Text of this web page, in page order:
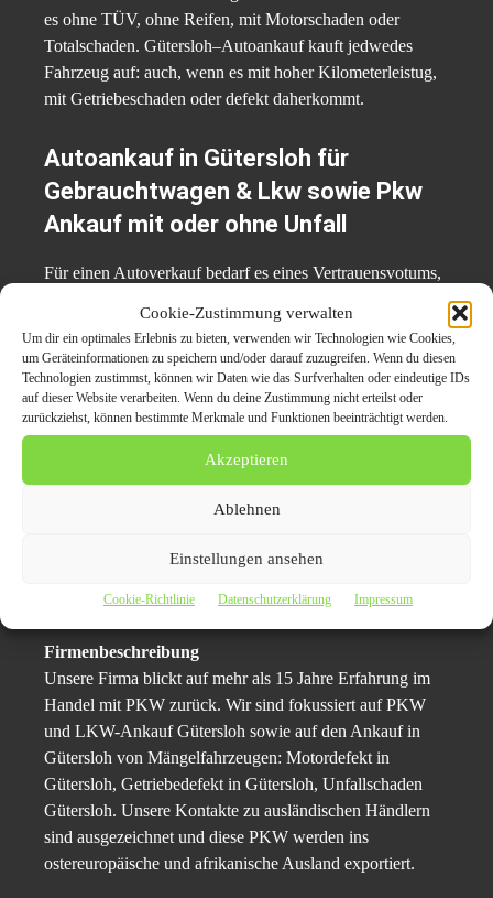
Cookie-Zustimmung verwalten
Um dir ein optimales Erlebnis zu bieten, verwenden wir Technologien wie Cookies,
um Geräteinformationen zu speichern und/oder darauf zuzugreifen. Wenn du diesen
Technologien zustimmst, können wir Daten wie das Surfverhalten oder eindeutige IDs
auf dieser Website verarbeiten. Wenn du deine Zustimmung nicht erteilst oder
zurückziehst, können bestimmte Merkmale und Funktionen beeinträchtigt werden.
Akzeptieren
Ablehnen
Einstellungen ansehen
Cookie-Richtlinie Datenschutzerklärung Impressum
es ohne TÜV, ohne Reifen, mit Motorschaden oder
Totalschaden. Gütersloh–Autoankauf kauft jedwedes
Fahrzeug auf: auch, wenn es mit hoher Kilometerleistug,
mit Getriebeschaden oder defekt daherkommt.
Autoankauf in Gütersloh für
Gebrauchtwagen & Lkw sowie Pkw
Ankauf mit oder ohne Unfall
Für einen Autoverkauf bedarf es eines Vertrauensvotums,
darf, denn seit über 15 Jahren kauft Autoankauf Gütersloh
auf seriöser Basis Altfahrzeuge jeglicher Art an und leistet
dabei einen exzellenten Service mit dem kostenfreien
Abtransport und Abmelden der gebrauchten Autos.
Geschulte Mitarbeiter verladen das gebrauchte Auto in
Gütersloh– wenn nötig, auch auf einen Tieflader – und
leisten einen sicheren und gewissenhaften Service bei der
Übergabe des Gebrauchtwagens.
Autoankauf Gütersloh| Autoverkauf
zum Höchstpreis‎
Firmenbeschreibung
Unsere Firma blickt auf mehr als 15 Jahre Erfahrung im
Handel mit PKW zurück. Wir sind fokussiert auf PKW
und LKW-Ankauf Gütersloh sowie auf den Ankauf in
Gütersloh von Mängelfahrzeugen: Motordefekt in
Gütersloh, Getriebedefekt in Gütersloh, Unfallschaden
Gütersloh. Unsere Kontakte zu ausländischen Händlern
sind ausgezeichnet und diese PKW werden ins
ostereuropäische und afrikanische Ausland exportiert.